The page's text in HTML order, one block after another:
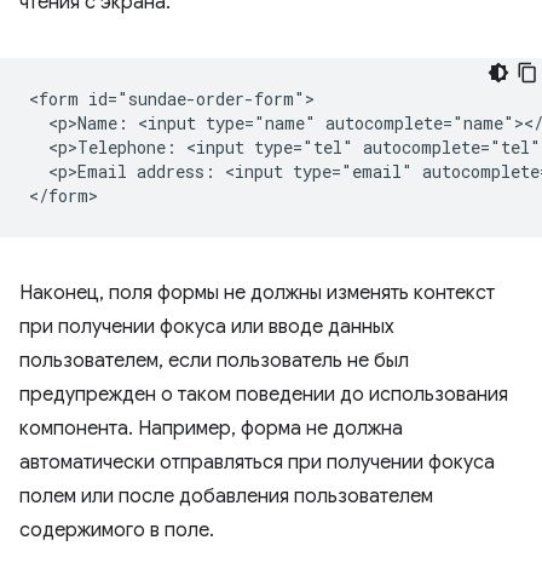
<form id="sundae-order-form">
<p>Name: <input type="name"
<p>Telephone: <input type="tel"
<p>Email address: <input type="email"
Наконец, поля формы не должны изменять контекст
при получении фокуса или вводе данных
пользователем, если пользователь не был
предупрежден о таком поведении до использования
компонента. Например, форма не должна
автоматически отправляться при получении фокуса
полем или после добавления пользователем
содержимого в поле.